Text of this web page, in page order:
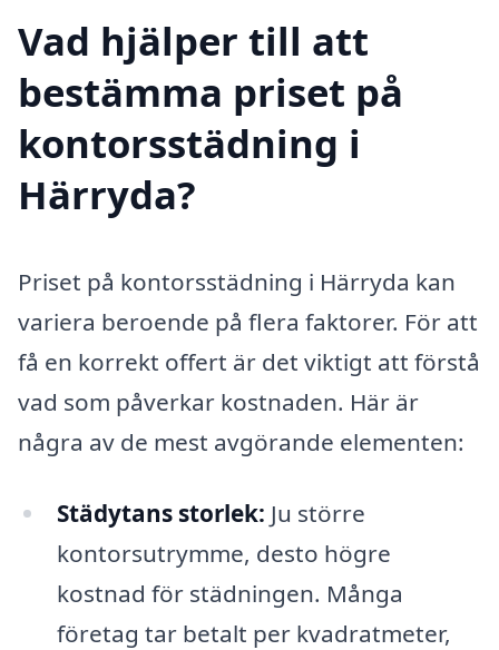
Vad hjälper till att
bestämma priset på
kontorsstädning i
Härryda?
Priset på kontorsstädning i Härryda kan
variera beroende på flera faktorer. För att
få en korrekt offert är det viktigt att förstå
vad som påverkar kostnaden. Här är
några av de mest avgörande elementen:
Städytans storlek: Ju större
kontorsutrymme, desto högre
kostnad för städningen. Många
företag tar betalt per kvadratmeter,